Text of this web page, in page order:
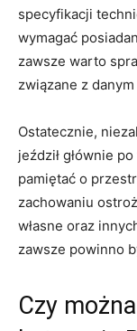
specyfikacji
‌wymagać
zawsze warto
związane ⁤z
Ostatecznie,
jeździł głównie
pamiętać o
zachowaniu
własne oraz
zawsze powinno
Czy